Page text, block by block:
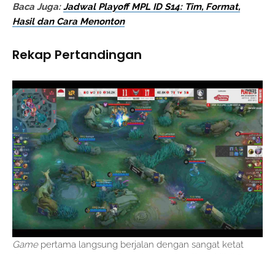
Baca Juga:Jadwal Playoff MPL ID S14: Tim, Format,
Hasil dan Cara Menonton
Rekap Pertandingan
Gamepertama langsung berjalan dengan sangat ketat